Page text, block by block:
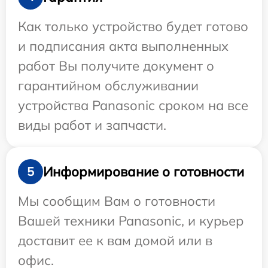
Как только устройство будет готово
и подписания акта выполненных
работ Вы получите документ о
гарантийном обслуживании
устройства Panasonic сроком на все
виды работ и запчасти.
5
Информирование о готовности
Мы сообщим Вам о готовности
Вашей техники Panasonic, и курьер
доставит ее к вам домой или в
офис.